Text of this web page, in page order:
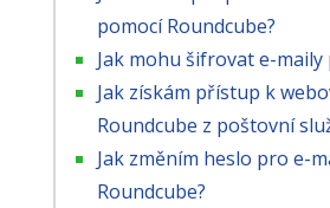
pomocí Roundcube?
Jak mohu šifrovat e-maily
Jak získám přístup k
Roundcube z poštovní
Jak změním heslo pro e-
Roundcube?